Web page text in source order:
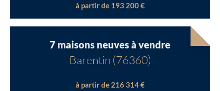
à partir de 193 200 €
7 maisons neuves à vendre
Barentin (76360)
à partir de 216 314 €